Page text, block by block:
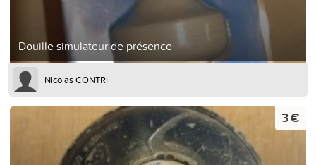
Douille simulateur de présence
Nicolas CONTRI
3 €